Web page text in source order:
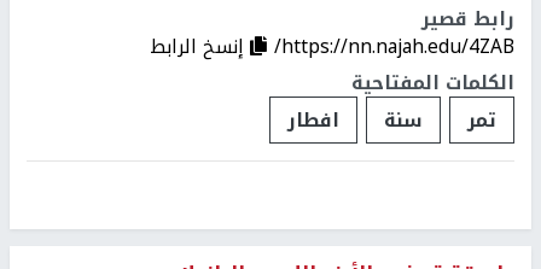
رابط قصير
https://nn.najah.edu/4ZAB/
إنسخ الرابط
الكلمات المفتاحية
تمر
سنة افطار